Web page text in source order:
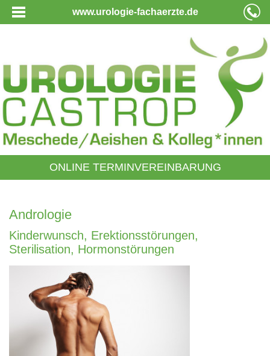
www.urologie-fachaerzte.de
ONLINE TERMINVEREINBARUNG
Andrologie
Kinderwunsch, Erektionsstörungen,
Sterilisation, Hormonstörungen